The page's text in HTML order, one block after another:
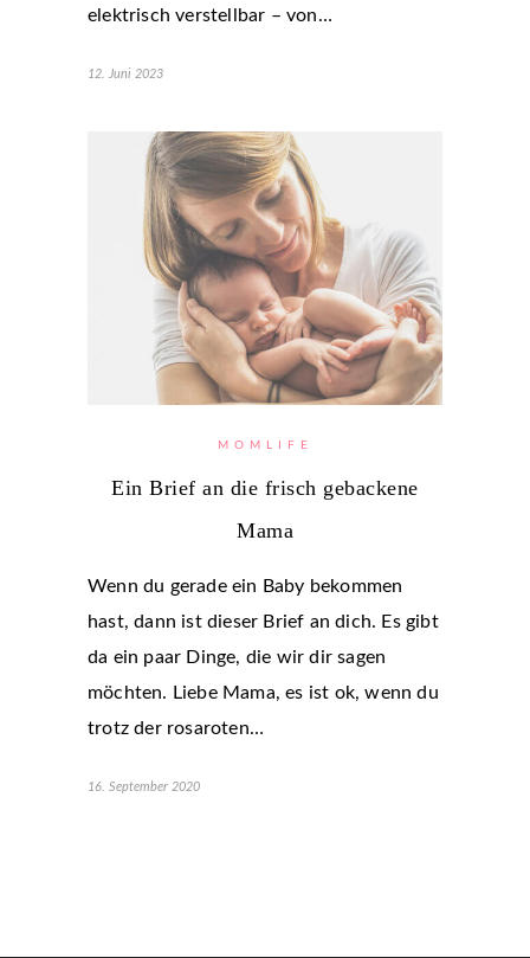
elektrisch verstellbar – von…
12. Juni 2023
MOMLIFE
Ein Brief an die frisch gebackene
Mama
Wenn du gerade ein Baby bekommen
hast, dann ist dieser Brief an dich. Es gibt
da ein paar Dinge, die wir dir sagen
möchten. Liebe Mama, es ist ok, wenn du
trotz der rosaroten…
16. September 2020